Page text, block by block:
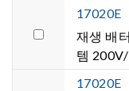
17020E
재생 배
템
17020E